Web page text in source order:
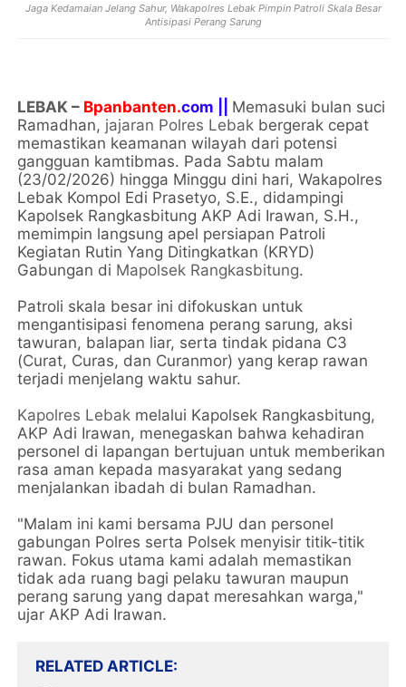
Jaga Kedamaian Jelang Sahur, Wakapolres Lebak Pimpin Patroli Skala Besar
Antisipasi Perang Sarung
LEBAK – Bpanbanten.com || Memasuki bulan suci
Ramadhan, jajaran Polres Lebak bergerak cepat
memastikan keamanan wilayah dari potensi
gangguan kamtibmas. Pada Sabtu malam
(23/02/2026) hingga Minggu dini hari, Wakapolres
Lebak Kompol Edi Prasetyo, S.E., didampingi
Kapolsek Rangkasbitung AKP Adi Irawan, S.H.,
memimpin langsung apel persiapan Patroli
Kegiatan Rutin Yang Ditingkatkan (KRYD)
Gabungan di Mapolsek Rangkasbitung.
Patroli skala besar ini difokuskan untuk
mengantisipasi fenomena perang sarung, aksi
tawuran, balapan liar, serta tindak pidana C3
(Curat, Curas, dan Curanmor) yang kerap rawan
terjadi menjelang waktu sahur.
Kapolres Lebak melalui Kapolsek Rangkasbitung,
AKP Adi Irawan, menegaskan bahwa kehadiran
personel di lapangan bertujuan untuk memberikan
rasa aman kepada masyarakat yang sedang
menjalankan ibadah di bulan Ramadhan.
"Malam ini kami bersama PJU dan personel
gabungan Polres serta Polsek menyisir titik-titik
rawan. Fokus utama kami adalah memastikan
tidak ada ruang bagi pelaku tawuran maupun
perang sarung yang dapat meresahkan warga,"
ujar AKP Adi Irawan.
RELATED ARTICLE